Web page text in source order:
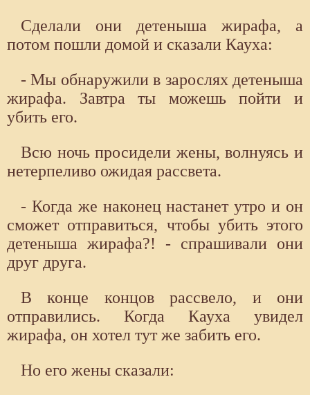
Сделали они детеныша жирафа, а
потом пошли домой и сказали Кауха:
- Мы обнаружили в зарослях детеныша
жирафа. Завтра ты можешь пойти и
убить его.
Всю ночь просидели жены, волнуясь и
нетерпеливо ожидая рассвета.
- Когда же наконец настанет утро и он
сможет отправиться, чтобы убить этого
детеныша жирафа?! - спрашивали они
друг друга.
В конце концов рассвело, и они
отправились. Когда Кауха увидел
жирафа, он хотел тут же забить его.
Но его жены сказали: